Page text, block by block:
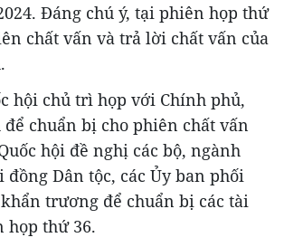
Đáng chú ý, tại phiên họp thứ
chất vấn và trả lời chất vấn của
hội chủ trì họp với Chính phủ,
để chuẩn bị cho phiên chất vấn
hội đề nghị các bộ, ngành
Dân tộc, các Ủy ban phối
trương để chuẩn bị các tài
họp thứ 36.